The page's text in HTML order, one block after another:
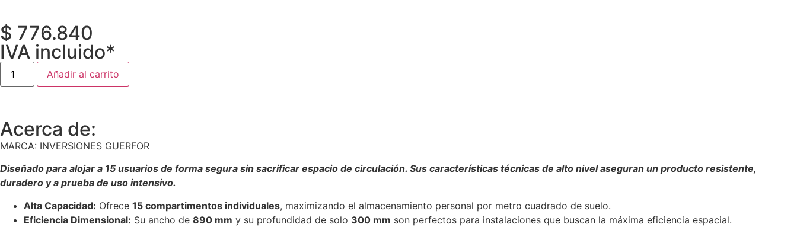
$ 776.840
IVA incluido*
Añadir al carrito
Acerca de:
MARCA: INVERSIONES GUERFOR
Diseñado para alojar a 15 usuarios de forma segura sin sacrificar espacio de circulación. Sus características técnicas de alto nivel aseguran un producto resistente,
duradero y a prueba de uso intensivo.
Alta Capacidad: Ofrece 15 compartimentos individuales, maximizando el almacenamiento personal por metro cuadrado de suelo.
Eficiencia Dimensional: Su ancho de 890 mm y su profundidad de solo 300 mm son perfectos para instalaciones que buscan la máxima eficiencia espacial.